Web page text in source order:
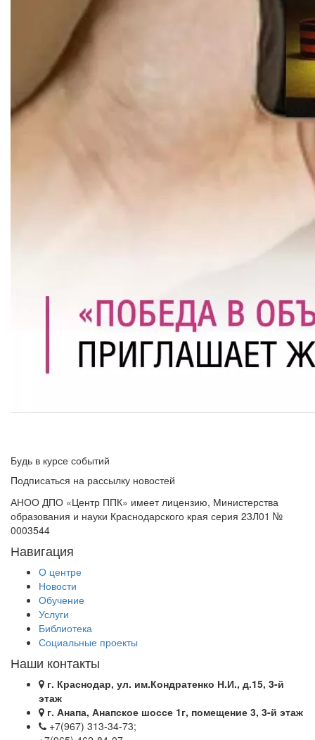
Будь в курсе событий
Подписаться на рассылку новостей
АНОО ДПО «Центр ППК» имеет лицензию, Министерства
образования и науки Краснодарского края серия 23Л01 №
0003544
Навигация
О центре
Новости
Обучение
Услуги
Библиотека
Социальные проекты
Наши контакты
г. Краснодар, ул. им.Кондратенко Н.И., д.15, 3-й
этаж
г. Анапа, Анапское шоссе 1г, помещение 3, 3-й этаж
+7(967) 313-34-73;